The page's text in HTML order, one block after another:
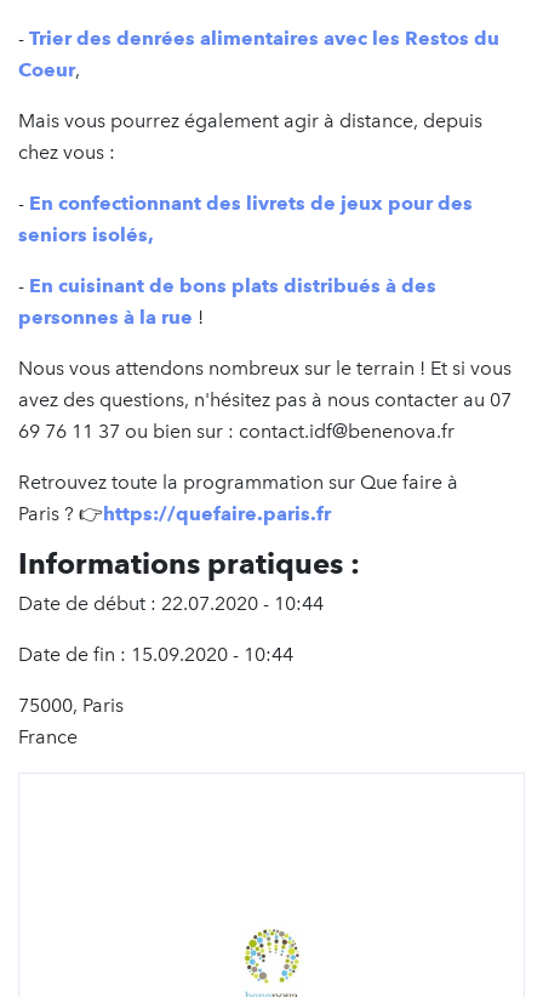
- Trier des denrées alimentaires avec les Restos du
Coeur,
Mais vous pourrez également agir à distance, depuis
chez vous :
- En confectionnant des livrets de jeux pour des
seniors isolés,
- En cuisinant de bons plats distribués à des
personnes à la rue !
Nous vous attendons nombreux sur le terrain ! Et si vous
avez des questions, n'hésitez pas à nous contacter au 07
69 76 11 37 ou bien sur : contact.idf@benenova.fr
Retrouvez toute la programmation sur Que faire à
Paris ? 👉https://quefaire.paris.fr
Informations pratiques :
Date de début : 22.07.2020 - 10:44
Date de fin : 15.09.2020 - 10:44
75000, Paris
France